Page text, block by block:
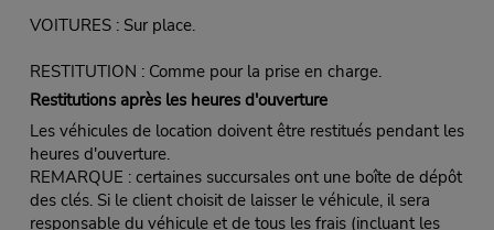
VOITURES : Sur place.
RESTITUTION : Comme pour la prise en charge.
Restitutions après les heures d'ouverture
Les véhicules de location doivent être restitués pendant les
heures d'ouverture.
REMARQUE : certaines succursales ont une boîte de dépôt
des clés. Si le client choisit de laisser le véhicule, il sera
responsable du véhicule et de tous les frais (incluant les